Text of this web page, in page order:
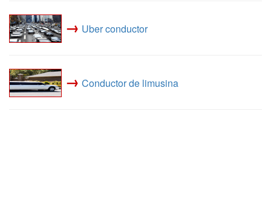
→ Uber conductor
→ Conductor de limusina